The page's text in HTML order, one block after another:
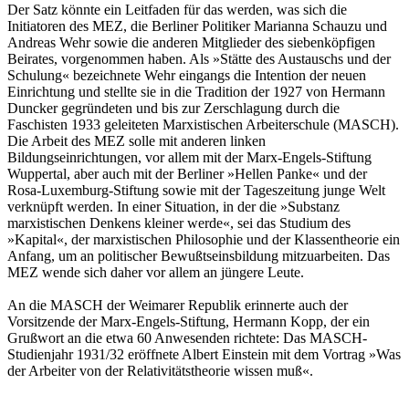
Der Satz könnte ein Leitfaden für das werden, was sich die
Initiatoren des MEZ, die Berliner Politiker Marianna Schauzu und
Andreas Wehr sowie die anderen Mitglieder des siebenköpfigen
Beirates, vorgenommen haben. Als »Stätte des Austauschs und der
Schulung« bezeichnete Wehr eingangs die Intention der neuen
Einrichtung und stellte sie in die Tradition der 1927 von Hermann
Duncker gegründeten und bis zur Zerschlagung durch die
Faschisten 1933 geleiteten Marxistischen Arbeiterschule (MASCH).
Die Arbeit des MEZ solle mit anderen linken
Bildungseinrichtungen, vor allem mit der Marx-Engels-Stiftung
Wuppertal, aber auch mit der Berliner »Hellen Panke« und der
Rosa-Luxemburg-Stiftung sowie mit der Tageszeitung junge Welt
verknüpft werden. In einer Situation, in der die »Substanz
marxistischen Denkens kleiner werde«, sei das Studium des
»Kapital«, der marxistischen Philosophie und der Klassentheorie ein
Anfang, um an politischer Bewußtseinsbildung mitzuarbeiten. Das
MEZ wende sich daher vor allem an jüngere Leute.
An die MASCH der Weimarer Republik erinnerte auch der
Vorsitzende der Marx-Engels-Stiftung, Hermann Kopp, der ein
Grußwort an die etwa 60 Anwesenden richtete: Das MASCH-
Studienjahr 1931/32 eröffnete Albert Einstein mit dem Vortrag »Was
der Arbeiter von der Relativitätstheorie wissen muß«.